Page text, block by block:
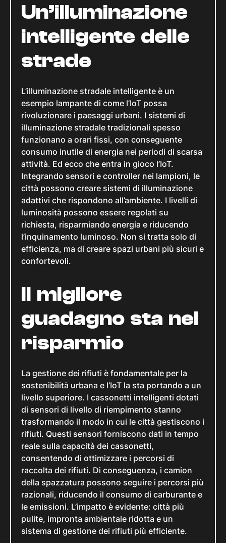
Un’illuminazione
intelligente delle
strade
L’illuminazione stradale intelligente è un
esempio lampante di come l’IoT possa
rivoluzionare i paesaggi urbani. I sistemi di
illuminazione stradale tradizionali spesso
funzionano a orari fissi, con conseguente
consumo inutile di energia nei periodi di scarsa
attività. Ed ecco che entra in gioco l’IoT.
Integrando sensori e controller nei lampioni, le
città possono creare sistemi di illuminazione
adattivi che rispondono all’ambiente. I livelli di
luminosità possono essere regolati su
richiesta, risparmiando energia e riducendo
l’inquinamento luminoso. Non si tratta solo di
efficienza, ma di creare spazi urbani più sicuri e
confortevoli.
Il migliore
guadagno sta nel
risparmio
La gestione dei rifiuti è fondamentale per la
sostenibilità urbana e l’IoT la sta portando a un
livello superiore. I cassonetti intelligenti dotati
di sensori di livello di riempimento stanno
trasformando il modo in cui le città gestiscono i
rifiuti. Questi sensori forniscono dati in tempo
reale sulla capacità dei cassonetti,
consentendo di ottimizzare i percorsi di
raccolta dei rifiuti. Di conseguenza, i camion
della spazzatura possono seguire i percorsi più
razionali, riducendo il consumo di carburante e
le emissioni. L’impatto è evidente: città più
pulite, impronta ambientale ridotta e un
sistema di gestione dei rifiuti più efficiente.